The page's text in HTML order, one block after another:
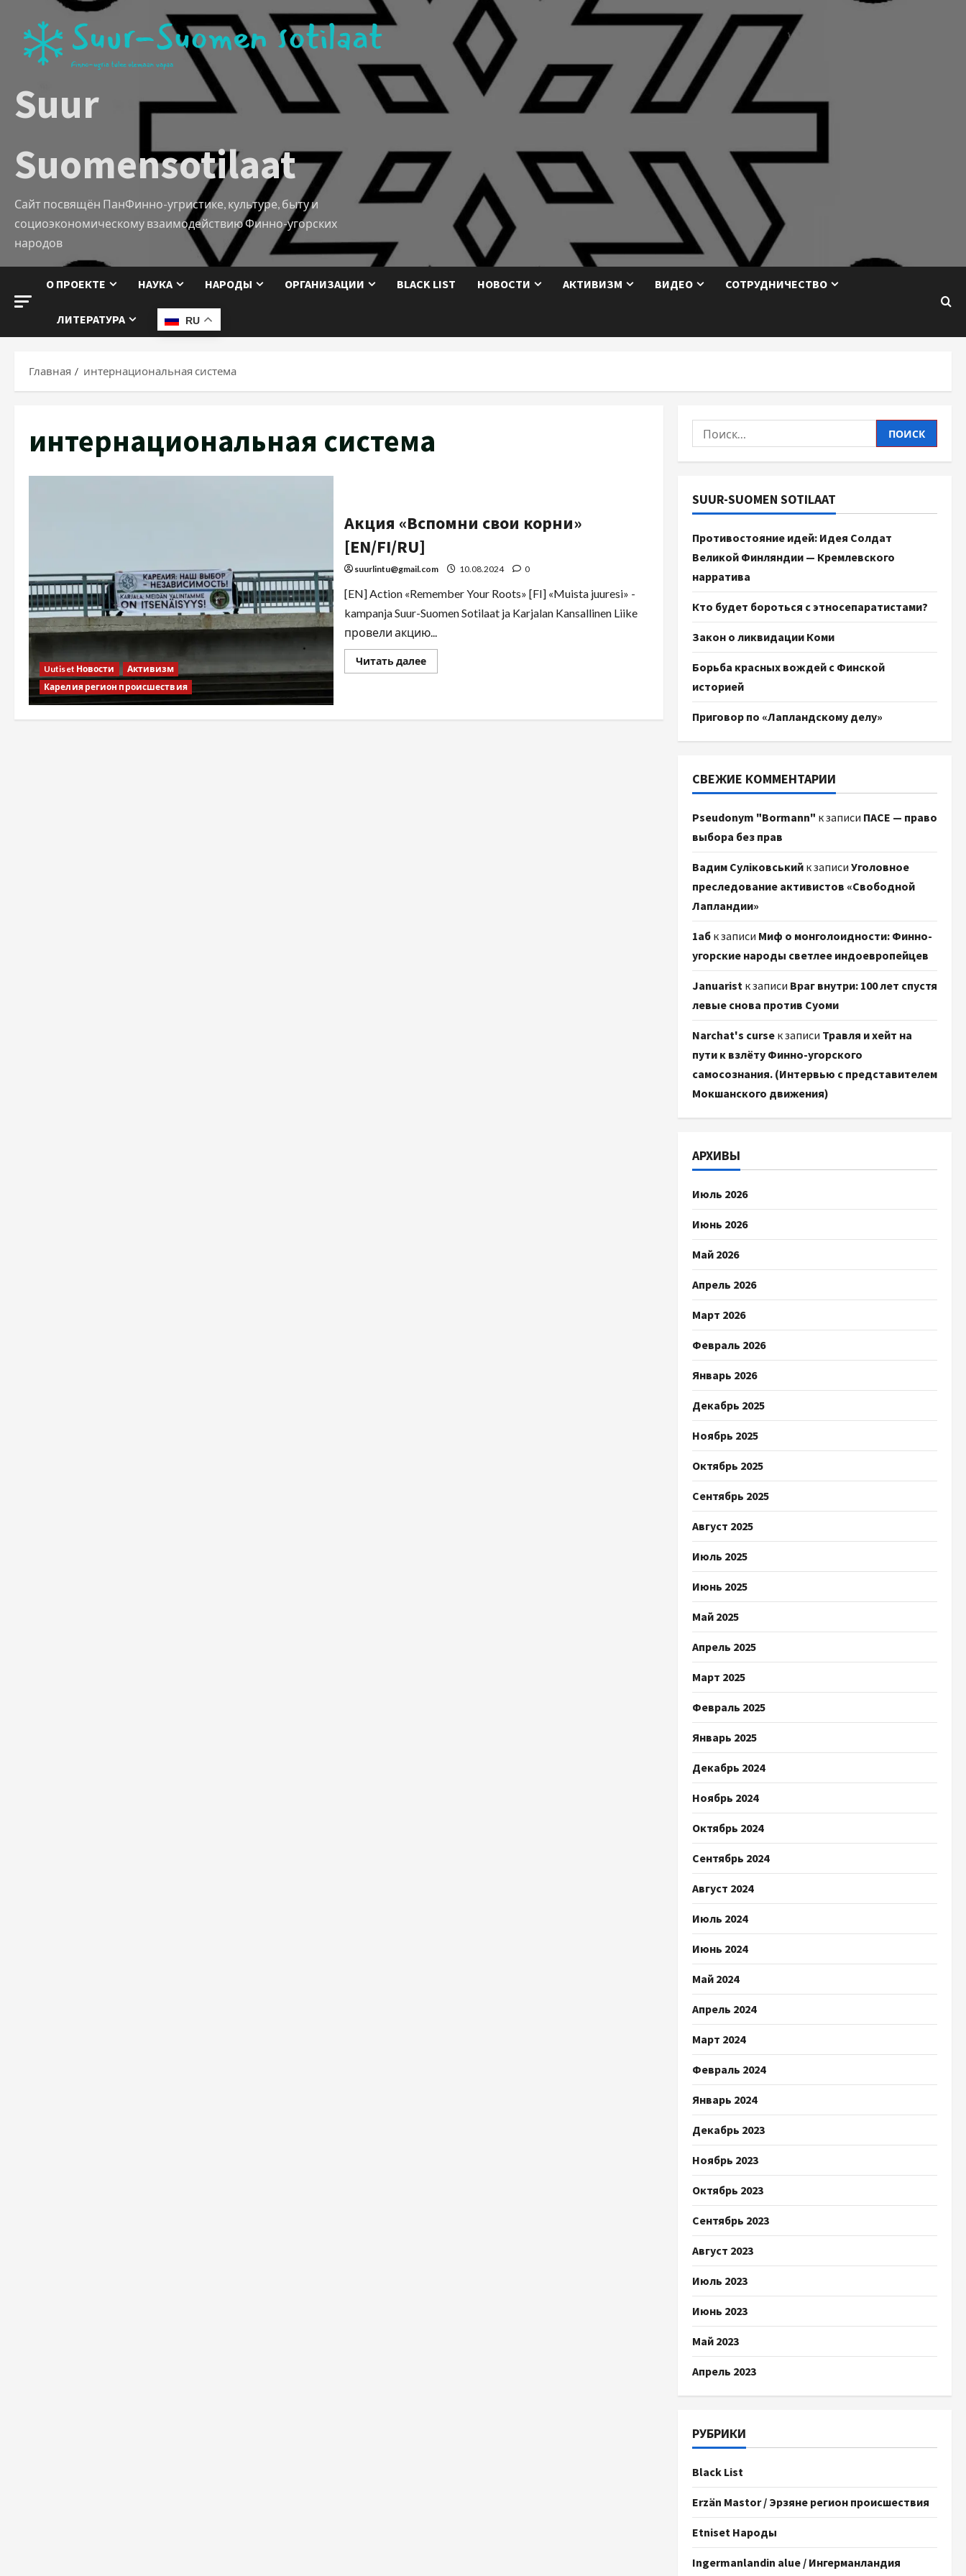
Suur
Suomensotilaat
Сайт посвящён ПанФинно-угристике, культуре, быту и
социоэкономическому взаимодействию Финно-угорских
народов
О ПРОЕКТЕ НАУКА НАРОДЫ ОРГАНИЗАЦИИ BLACK LIST НОВОСТИ АКТИВИЗМ ВИДЕО СОТРУДНИЧЕСТВО
ЛИТЕРАТУРА RU
Главная интернациональная система
интернациональная система
Uutiset Новости
Активизм
Карелия регион происшествия
Акция «Вспомни свои корни»
[EN/FI/RU]
suurlintu@gmail.com 10.08.2024 0
[EN] Action «Remember Your Roots» [FI] «Muista juuresi» -
kampanja Suur-Suomen Sotilaat ja Karjalan Kansallinen Liike
провели акцию...
Читать далее
SUUR-SUOMEN SOTILAAT
Противостояние идей: Идея Солдат
Великой Финляндии — Кремлевского
нарратива
Кто будет бороться с этносепаратистами?
Закон о ликвидации Коми
Борьба красных вождей с Финской
историей
Приговор по «Лапландскому делу»
СВЕЖИЕ КОММЕНТАРИИ
Pseudonym "Bormann" к записи ПАСЕ — право
выбора без прав
Вадим Суліковськийк записи Уголовное
преследование активистов «Свободной
Лапландии»
1абк записи Миф о монголоидности: Финно-
угорские народы светлее индоевропейцев
Januaristк записи Враг внутри: 100 лет спустя
левые снова против Суоми
Narchat's curseк записи Травля и хейт на
пути к взлёту Финно-угорского
самосознания. (Интервью с представителем
Мокшанского движения)
АРХИВЫ
Июль 2026
Июнь 2026
Май 2026
Апрель 2026
Март 2026
Февраль 2026
Январь 2026
Декабрь 2025
Ноябрь 2025
Октябрь 2025
Сентябрь 2025
Август 2025
Июль 2025
Июнь 2025
Май 2025
Апрель 2025
Март 2025
Февраль 2025
Январь 2025
Декабрь 2024
Ноябрь 2024
Октябрь 2024
Сентябрь 2024
Август 2024
Июль 2024
Июнь 2024
Май 2024
Апрель 2024
Март 2024
Февраль 2024
Январь 2024
Декабрь 2023
Ноябрь 2023
Октябрь 2023
Сентябрь 2023
Август 2023
Июль 2023
Июнь 2023
Май 2023
Апрель 2023
РУБРИКИ
Black List
Erzän Mastor / Эрзяне регион происшествия
Etniset Народы
Ingermanlandin alue / Ингерманландия